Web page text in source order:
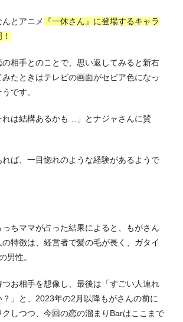
とアニメ
『一休さん』に登場するキャラ
相手とのことで、思い返してみると 新右
たときはテレビの画面がセピア色になっ
です。
れは結構あるかも…」とナジャさんに賛
ば、一目惚れのような経験があるようで
っちママが占った結果によると、もがさん
特徴は、経営者で髪の毛が長く、ガタイ
男性。
お相手を想像し、最後は「すごい人連れ
」と、2023年の2月以降もがさんの前に
しつつ、今回の恋の溜まりBarはここまで